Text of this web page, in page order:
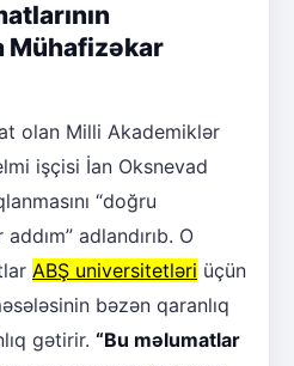
Mühafizəkar
olan Milli Akademiklər
işçisi İan Oksnevad
“doğru
adlandırıb. O
ABŞ universitetləri üçün
bəzən qaranlıq
gətirir. “Bu məlumatlar